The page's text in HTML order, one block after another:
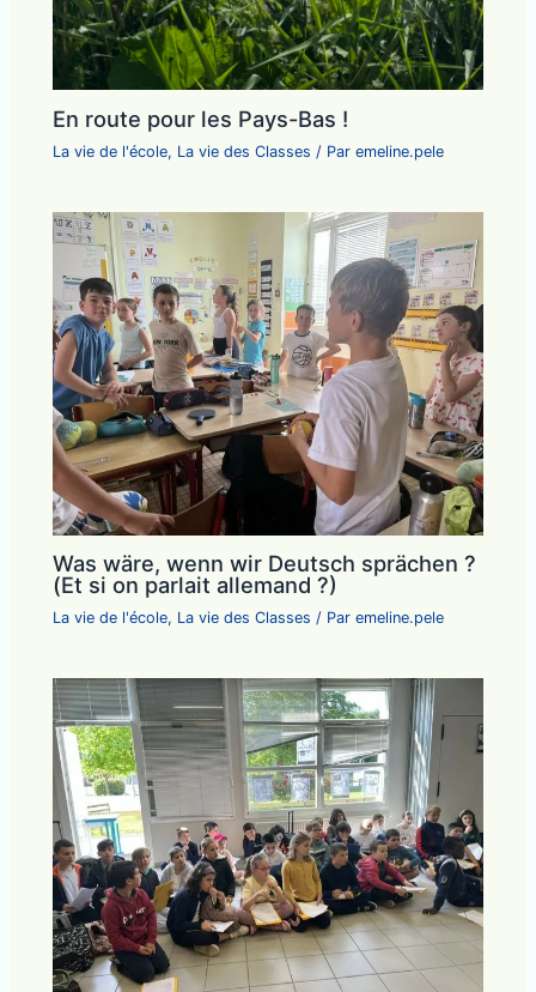
En route pour les Pays-Bas !
La vie de l'école, La vie des Classes / Paremeline.pele
Was wäre, wenn wir Deutsch sprächen ?
(Et si on parlait allemand ?)
La vie de l'école, La vie des Classes / Paremeline.pele